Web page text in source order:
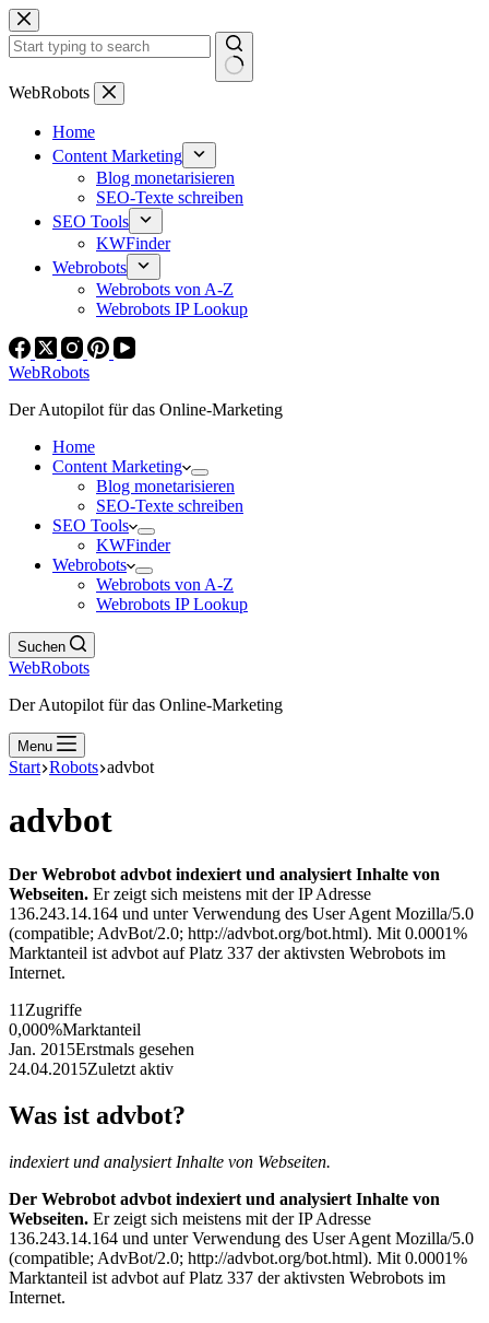
Zum
Inhalt
springen
Keine
WebRobots
Home
Content Marketing
Blog monetarisieren
SEO-Texte schreiben
SEO Tools
KWFinder
Webrobots
Webrobots von A-Z
Webrobots IP Lookup
WebRobots
Der Autopilot für das Online-Marketing
Home
Content Marketing
Blog monetarisieren
SEO-Texte schreiben
SEO Tools
KWFinder
Webrobots
Webrobots von A-Z
Webrobots IP Lookup
Suchen
WebRobots
Der Autopilot für das Online-Marketing
Menu
Start Robots advbot
advbot
Der Webrobot advbot indexiert und analysiert Inhalte von
Webseiten. Er zeigt sich meistens mit der IP Adresse
136.243.14.164 und unter Verwendung des User Agent Mozilla/5.0
(compatible; AdvBot/2.0; http://advbot.org/bot.html). Mit 0.0001%
Marktanteil ist advbot auf Platz 337 der aktivsten Webrobots im
Internet.
11 Zugriffe
0,000%Marktanteil
Jan. 2015Erstmals gesehen
24.04.2015Zuletzt aktiv
Was ist advbot?
indexiert und analysiert Inhalte von Webseiten.
Der Webrobot advbot indexiert und analysiert Inhalte von
Webseiten. Er zeigt sich meistens mit der IP Adresse
136.243.14.164 und unter Verwendung des User Agent Mozilla/5.0
(compatible; AdvBot/2.0; http://advbot.org/bot.html). Mit 0.0001%
Marktanteil ist advbot auf Platz 337 der aktivsten Webrobots im
Internet.